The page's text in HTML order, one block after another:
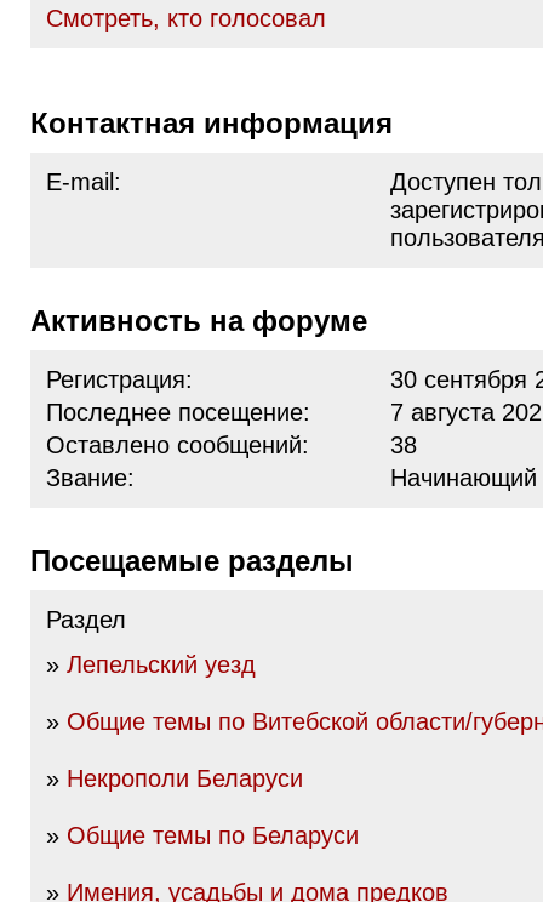
Cмотреть, кто голосовал
Контактная информация
E-mail:
Доступен
Активность на форуме
Регистрация:
30 сентября
Последнее посещение:
7 августа
Оставлено сообщений:
38
Звание:
Начинающий
Посещаемые разделы
Раздел
» Лепельский уезд
» Общие темы по Витебской области/
» Некрополи Беларуси
» Общие темы по Беларуси
» Имения, усадьбы и дома предков